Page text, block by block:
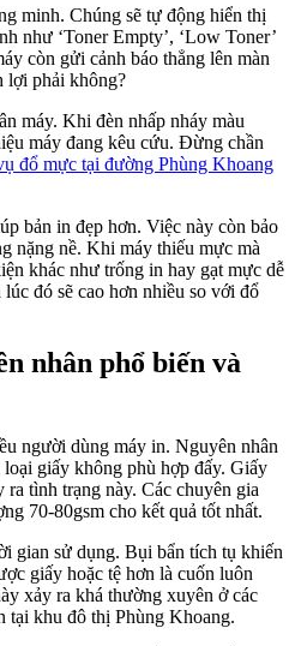
minh. Chúng sẽ tự động hiển thị
như ‘Toner Empty’, ‘Low Toner’
còn gửi cảnh báo thẳng lên màn
lợi phải không?
máy. Khi đèn nhấp nháy màu
máy đang kêu cứu. Đừng chần
đổ mực tại đường Phùng Khoang
bản in đẹp hơn. Việc này còn bảo
nặng nề. Khi máy thiếu mực mà
khác như trống in hay gạt mực dễ
đó sẽ cao hơn nhiều so với đổ
nhân phổ biến và
người dùng máy in. Nguyên nhân
giấy không phù hợp đấy. Giấy
ra tình trạng này. Các chuyên gia
70-80gsm cho kết quả tốt nhất.
gian sử dụng. Bụi bẩn tích tụ khiến
giấy hoặc tệ hơn là cuốn luôn
xảy ra khá thường xuyên ở các
tại khu đô thị Phùng Khoang.